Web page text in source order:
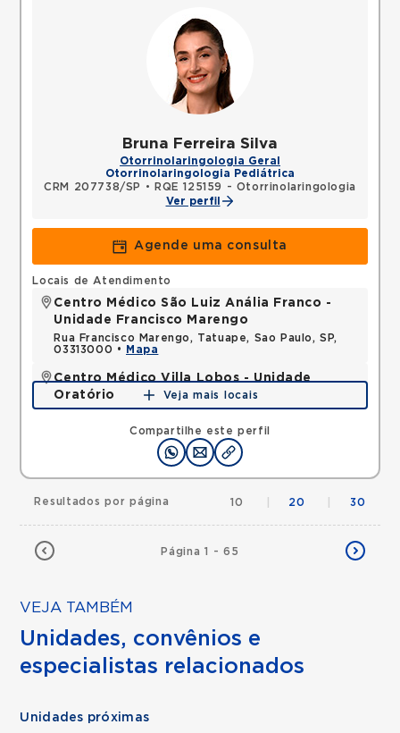
Bruna Ferreira Silva
Otorrinolaringologia Geral
Otorrinolaringologia Pediátrica
CRM 207738/SP
•
RQE 125159 - Otorrinolaringologia
Ver perfil
Agende uma consulta
Compartilhe este perfil
Locais de Atendimento
Centro Médico São Luiz Anália Franco -
Unidade Francisco Marengo
Rua Francisco Marengo, Tatuape, Sao Paulo, SP,
03313000 •
Mapa
Centro Médico Villa Lobos - Unidade
Oratório
Rua do Oratorio, Mooca, Sao Paulo, SP, 03117000 •
Veja mais locais
Página 1 - 65
Resultados por página 10 20 30
VEJA TAMBÉM
Unidades, convênios e
especialistas relacionados
Unidades próximas